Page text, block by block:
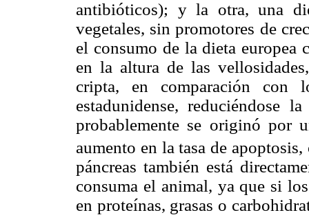
antibióticos); y la otra, una
vegetales, sin promotores de
el consumo de la dieta europea
en la altura de las
cripta, en comparación con
estadunidense, reduciéndose
probablemente se originó por
aumento en la tasa de
páncreas también está
consuma el animal, ya que si
en proteínas, grasas o